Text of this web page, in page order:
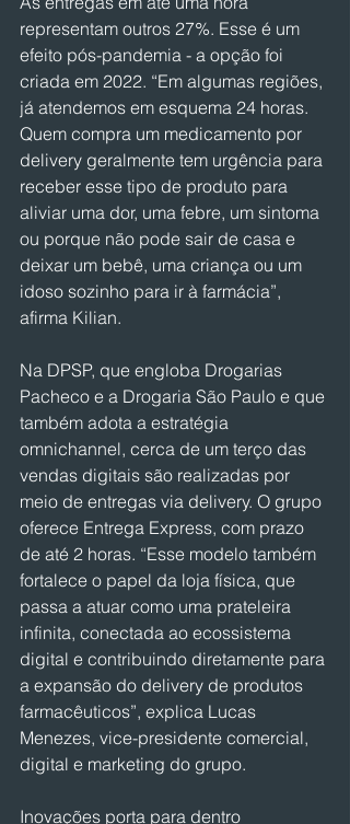
representam outros 27%. Esse é um
efeito pós-pandemia - a opção foi
criada em 2022. “Em algumas regiões,
já atendemos em esquema 24 horas.
Quem compra um medicamento por
delivery geralmente tem urgência para
receber esse tipo de produto para
aliviar uma dor, uma febre, um sintoma
ou porque não pode sair de casa e
deixar um bebê, uma criança ou um
idoso sozinho para ir à farmácia”,
afirma Kilian.
Na DPSP, que engloba Drogarias
Pacheco e a Drogaria São Paulo e que
também adota a estratégia
omnichannel, cerca de um terço das
vendas digitais são realizadas por
meio de entregas via delivery. O grupo
oferece Entrega Express, com prazo
de até 2 horas. “Esse modelo também
fortalece o papel da loja física, que
passa a atuar como uma prateleira
infinita, conectada ao ecossistema
digital e contribuindo diretamente para
a expansão do delivery de produtos
farmacêuticos”, explica Lucas
Menezes, vice-presidente comercial,
digital e marketing do grupo.
Inovações porta para dentro